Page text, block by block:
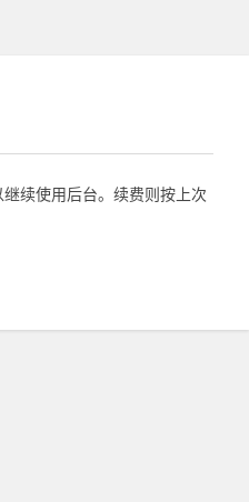
续使用后台。续费则按上次